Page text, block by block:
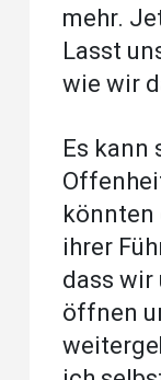
mehr.
Lasst
wie wir
Es kann
könnten
ihrer
dass wir
öffnen